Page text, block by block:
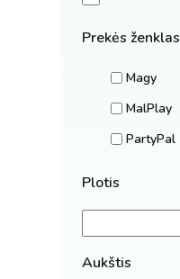
Prekės ženklas
Magy
MalPlay
PartyPal
Plotis
Aukštis